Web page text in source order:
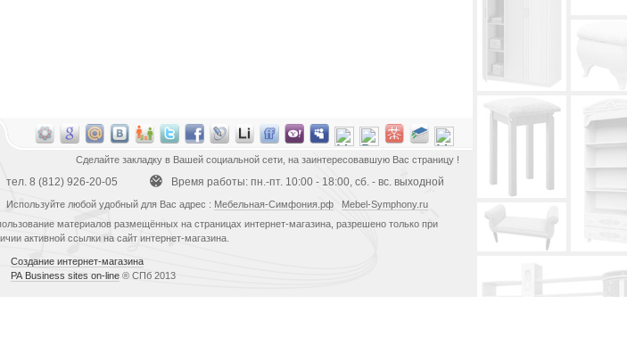
Сделайте закладку в Вашей социальной сети, на заинтересовавшую Вас страницу !
тел. 8 (812) 926-20-05 Время работы: пн.-пт. 10:00 - 18:00, сб. - вс. выходной
Используйте любой удобный для Вас адрес : Мебельная-Симфония.рф
Mebel-Symphony.ru
материалов размещённых на страницах интернет-магазина, разрешено только при
активной ссылки на сайт интернет-магазина.
Создание интернет-магазина
РА Business sites on-line ® СПб 2013